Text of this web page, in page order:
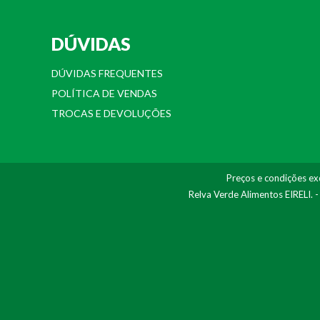
DÚVIDAS
DÚVIDAS FREQUENTES
POLÍTICA DE VENDAS
TROCAS E DEVOLUÇÕES
Preços e condições
Relva Verde Alimentos